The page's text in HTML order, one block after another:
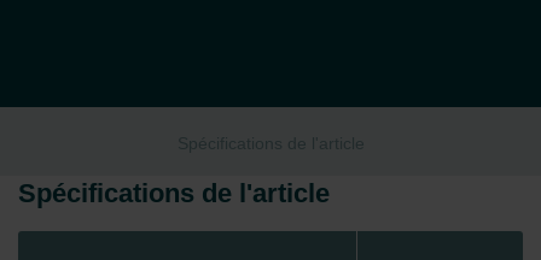
Spécifications de l'article
Spécifications de l'article